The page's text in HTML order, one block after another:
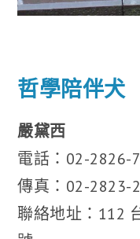
哲學陪伴犬
嚴黛西
電話：02-2826-
傳真：02-2823-
聯絡地址：112